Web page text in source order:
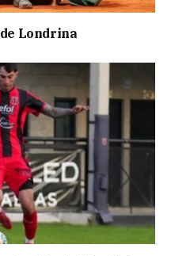
Londrina